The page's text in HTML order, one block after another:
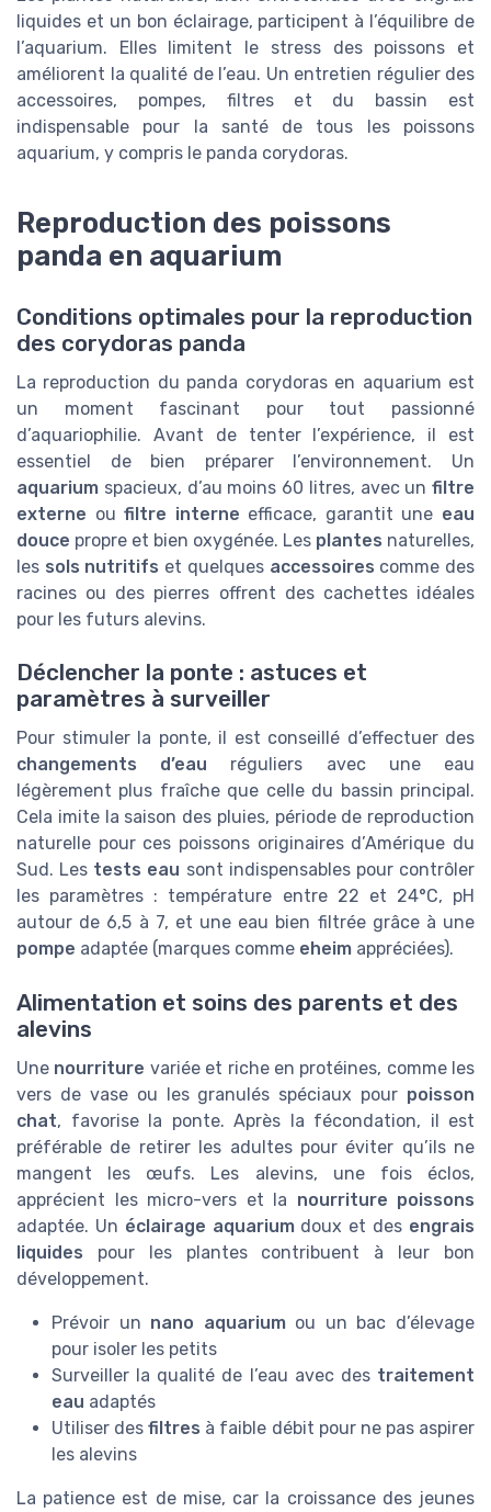
liquides et un bon éclairage, participent à l’équilibre de
l’aquarium. Elles limitent le stress des poissons et
améliorent la qualité de l’eau. Un entretien régulier des
accessoires, pompes, filtres et du bassin est
indispensable pour la santé de tous les poissons
aquarium, y compris le panda corydoras.
Reproduction des poissons
panda en aquarium
Conditions optimales pour la reproduction
des corydoras panda
La reproduction du panda corydoras en aquarium est
un moment fascinant pour tout passionné
d’aquariophilie. Avant de tenter l’expérience, il est
essentiel de bien préparer l’environnement. Un
aquarium spacieux, d’au moins 60 litres, avec un filtre
externe oufiltre interne efficace, garantit une eau
douce propre et bien oxygénée. Les plantes naturelles,
les sols nutritifs et quelques accessoires comme des
racines ou des pierres offrent des cachettes idéales
pour les futurs alevins.
Déclencher la ponte : astuces et
paramètres à surveiller
Pour stimuler la ponte, il est conseillé d’effectuer des
changements d’eau réguliers avec une eau
légèrement plus fraîche que celle du bassin principal.
Cela imite la saison des pluies, période de reproduction
naturelle pour ces poissons originaires d’Amérique du
Sud. Les tests eau sont indispensables pour contrôler
les paramètres : température entre 22 et 24°C, pH
autour de 6,5 à 7, et une eau bien filtrée grâce à une
pompe adaptée (marques comme eheim appréciées).
Alimentation et soins des parents et des
alevins
Une nourriture variée et riche en protéines, comme les
vers de vase ou les granulés spéciaux pour poisson
chat, favorise la ponte. Après la fécondation, il est
préférable de retirer les adultes pour éviter qu’ils ne
mangent les œufs. Les alevins, une fois éclos,
apprécient les micro-vers et la nourriture poissons
adaptée. Un éclairage aquariumdoux et des engrais
liquides pour les plantes contribuent à leur bon
développement.
Prévoir un nano aquariumou un bac d’élevage
pour isoler les petits
Surveiller la qualité de l’eau avec des traitement
eau adaptés
Utiliser desfiltres à faible débit pour ne pas aspirer
les alevins
La patience est de mise, car la croissance des jeunes